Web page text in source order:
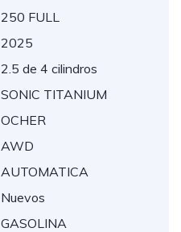
250 FULL
2025
2.5 de 4 cilindros
SONIC TITANIUM
OCHER
AWD
AUTOMATICA
Nuevos
GASOLINA